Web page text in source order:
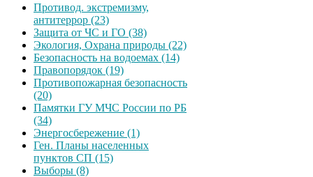
Противод. экстремизму,
антитеррор (23)
Защита от ЧС и ГО (38)
Экология, Охрана природы (22)
Безопасность на водоемах (14)
Правопорядок (19)
Противопожарная безопасность
(20)
Памятки ГУ МЧС России по РБ
(34)
Энергосбережение (1)
Ген. Планы населенных
пунктов СП (15)
Выборы (8)